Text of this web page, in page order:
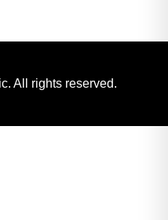
All rights reserved.